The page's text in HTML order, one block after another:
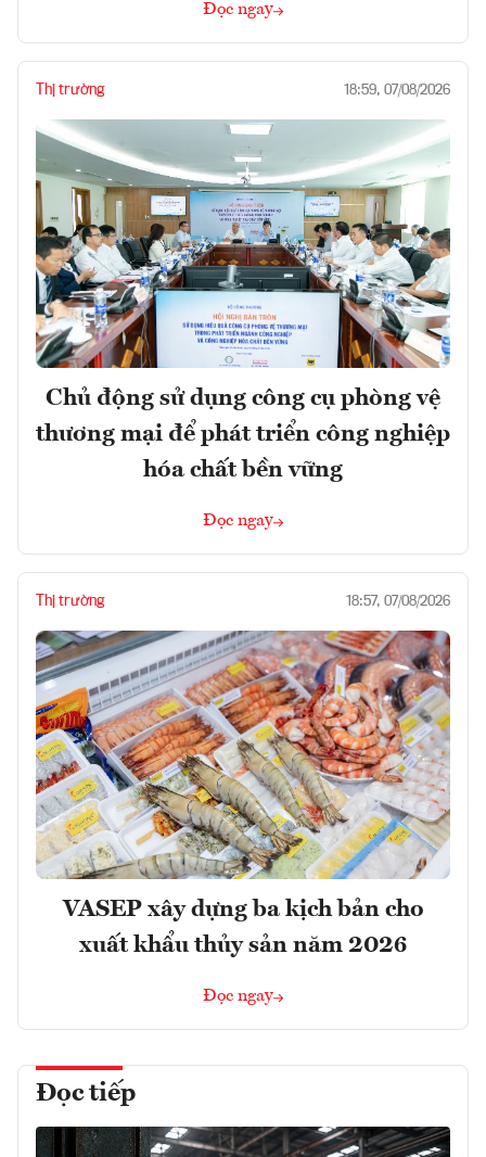
Đọc ngay
Thị trường 18:59, 07/08/2026
Chủ động sử dụng công cụ phòng vệ
thương mại để phát triển công nghiệp
hóa chất bền vững
Đọc ngay
Thị trường 18:57, 07/08/2026
VASEP xây dựng ba kịch bản cho
xuất khẩu thủy sản năm 2026
Đọc ngay
Đọc tiếp